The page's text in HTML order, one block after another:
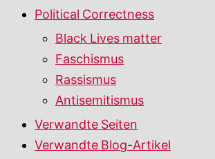
Political Correctness
Black Lives matter
Faschismus
Rassismus
Antisemitismus
Verwandte Seiten
Verwandte Blog-Artikel